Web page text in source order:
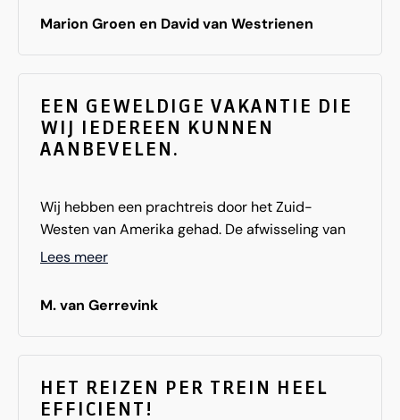
eens een reis met jullie! Hotel: Washington
een grote stad als New York voelden we ons zo
ooit!Diverse excursies zoals Top of the Rock,
Helikoptervlucht en de Circle Liner.
Marion Groen en David van Westrienen
EEN GEWELDIGE VAKANTIE DIE
WIJ IEDEREEN KUNNEN
AANBEVELEN.
Wij hebben een prachtreis door het Zuid-
Westen van Amerika gehad. De afwisseling van
steden en natuur is ons goed bevallen. De natuur
Elk nationale park waar wij geweest zijn is heel
Amerikanen zijn ook erg vriendelijke mensen die
vakantie die wij iedereen kunnen aanbevelen.
Lees meer
M. van Gerrevink
HET REIZEN PER TREIN HEEL
EFFICIENT!